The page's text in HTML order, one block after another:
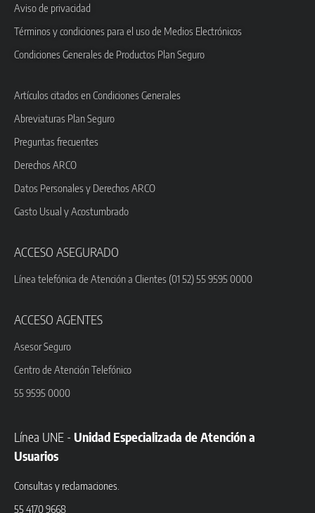
Aviso de privacidad
Términos y condiciones para el uso de Medios Electrónicos
Condiciones Generales de Productos Plan Seguro
Artículos citados en Condiciones Generales
Abreviaturas Plan Seguro
Preguntas frecuentes
Derechos ARCO
Datos Personales y Derechos ARCO
Gasto Usual y Acostumbrado
ACCESO ASEGURADO
Línea telefónica de Atención a Clientes (01 52) 55 9595 0000
ACCESO AGENTES
Asesor Seguro
Centro de Atención Telefónico
55 9595 0000
Línea UNE - Unidad Especializada de Atención a
Usuarios
Consultas y reclamaciones.
55 4170 9668